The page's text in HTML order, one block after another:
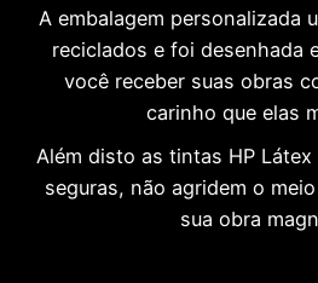
A embalagem personalizada
reciclados e foi desenhada
você receber suas obras
carinho que elas
Além disto as tintas HP
seguras, não agridem o
sua obra